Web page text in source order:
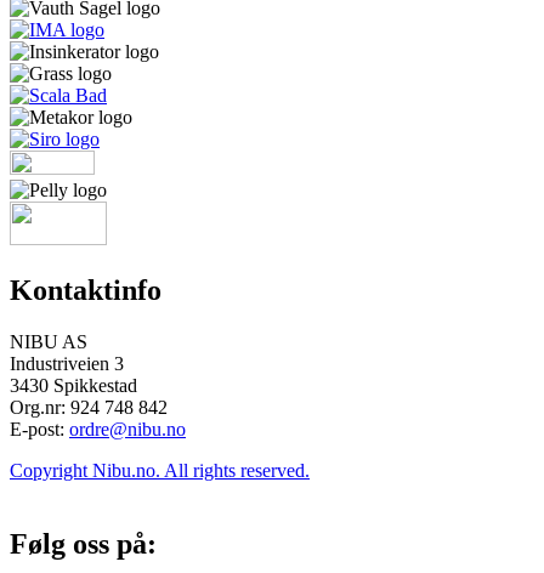
Kontaktinfo
NIBU AS
Industriveien 3
3430 Spikkestad
Org.nr: 924 748 842
E-post: ordre@nibu.no
Copyright Nibu.no. All rights reserved.
Følg oss på: